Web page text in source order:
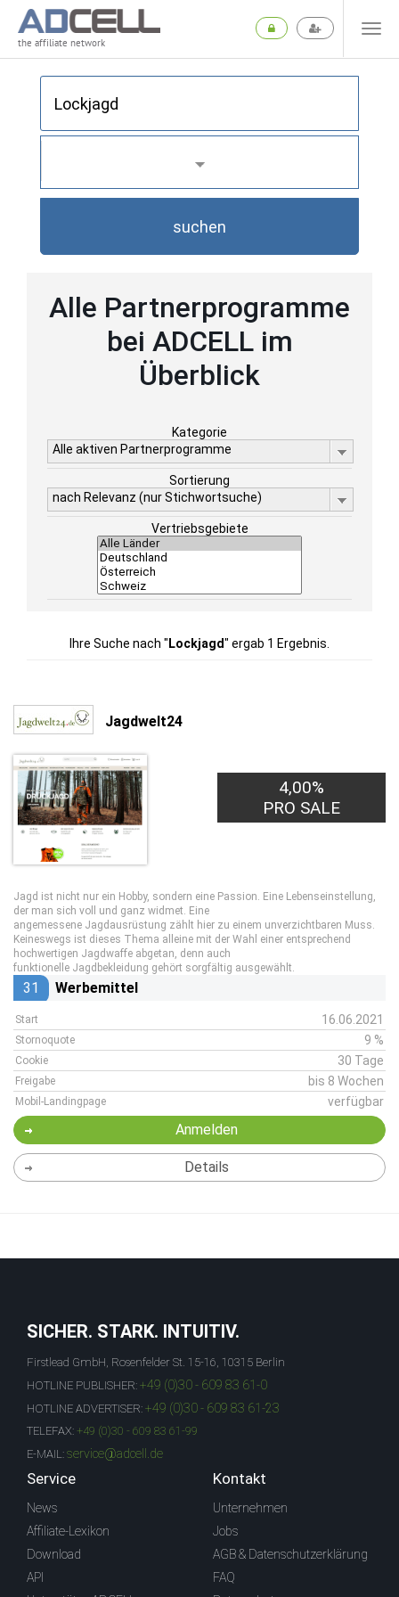
the affiliate network
suchen
Alle Partnerprogramme
bei ADCELL im
Überblick
Kategorie
Alle aktiven Partnerprogramme
Sortierung
nach Relevanz (nur Stichwortsuche)
Vertriebsgebiete
Ihre Suche nach " Lockjagd" ergab 1 Ergebnis.
Jagdwelt24
4,00%
PRO SALE
Jagd ist nicht nur ein Hobby, sondern eine Passion. Eine Lebenseinstellung,
der man sich voll und ganz widmet. Eine
angemessene Jagdausrüstung zählt hier zu einem unverzichtbaren Muss.
Keineswegs ist dieses Thema alleine mit der Wahl einer entsprechend
hochwertigen Jagdwaffe abgetan, denn auch
funktionelle Jagdbekleidung gehört sorgfältig ausgewählt.
31 Werbemittel
Start 16.06.2021
Stornoquote 9 %
Cookie 30 Tage
Freigabe bis 8 Wochen
Mobil-Landingpage verfügbar
Anmelden
Details
SICHER. STARK. INTUITIV.
Firstlead GmbH, Rosenfelder St. 15-16, 10315 Berlin
HOTLINE PUBLISHER: +49 (0)30 - 609 83 61-0
HOTLINE ADVERTISER: +49 (0)30 - 609 83 61-23
TELEFAX: +49 (0)30 - 609 83 61-99
E-MAIL: service@adcell.de
Service
News
Affiliate-Lexikon
Download
API
Kontakt
Unternehmen
Jobs
AGB & Datenschutzerklärung
FAQ